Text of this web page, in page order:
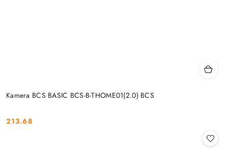
Kamera BCS BASIC BCS-B-THOME01(2.0) BCS
Cena:
213.68